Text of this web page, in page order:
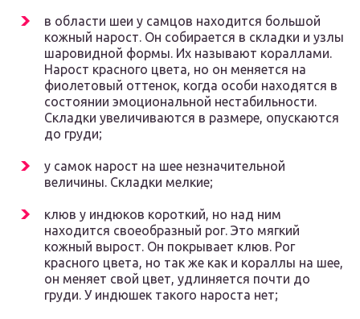
в области шеи у самцов находится большой
кожный нарост. Он собирается в складки и узлы
шаровидной формы. Их называют кораллами.
Нарост красного цвета, но он меняется на
фиолетовый оттенок, когда особи находятся в
состоянии эмоциональной нестабильности.
Складки увеличиваются в размере, опускаются
до груди;
у самок нарост на шее незначительной
величины. Складки мелкие;
клюв у индюков короткий, но над ним
находится своеобразный рог. Это мягкий
кожный вырост. Он покрывает клюв. Рог
красного цвета, но так же как и кораллы на шее,
он меняет свой цвет, удлиняется почти до
груди. У индюшек такого нароста нет;